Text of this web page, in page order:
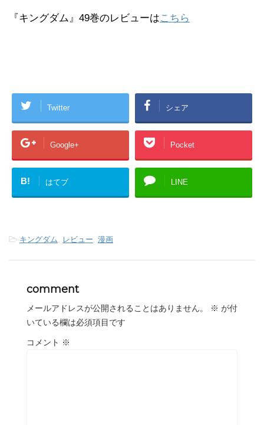
『キングダム』49巻のレビューはこちら
Twitter シェア
Google+ Pocket
B! はてブ LINE
-キングダム, レビュー, 漫画
comment
メールアドレスが公開されることはありません。 ※ が付
いている欄は必須項目です
コメント ※